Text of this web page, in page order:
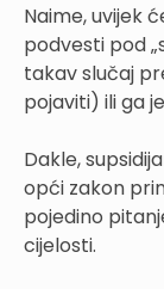
Naime, uvijek
podvesti pod
takav slučaj
pojaviti) ili ga
Dakle,
opći zakon
pojedino
cijelosti.